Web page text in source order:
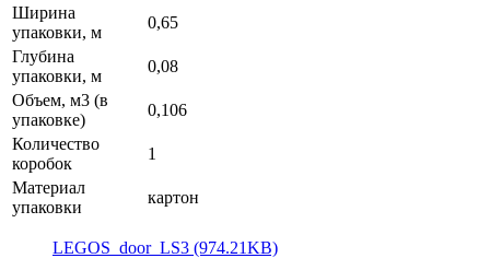
Ширина
упаковки, м
0,65
Глубина
упаковки, м
0,08
Объем, м3 (в
упаковке)
0,106
Количество
коробок
1
Материал
упаковки
картон
LEGOS_door_LS3 (974.21KB)